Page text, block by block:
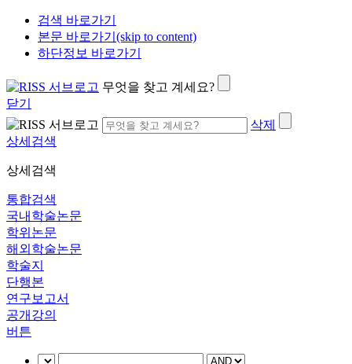
검색 바로가기
본문 바로가기(skip to content)
하단정보 바로가기
무엇을 찾고 계세요?
닫기
삭제
상세검색
상세검색
통합검색
국내학술논문
학위논문
해외학술논문
학술지
단행본
연구보고서
공개강의
버튼